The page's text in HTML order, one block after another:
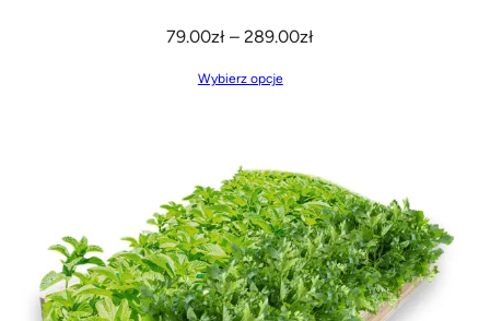
79.00zł – 289.00złZakres
289.00zł
Wybierz opcje